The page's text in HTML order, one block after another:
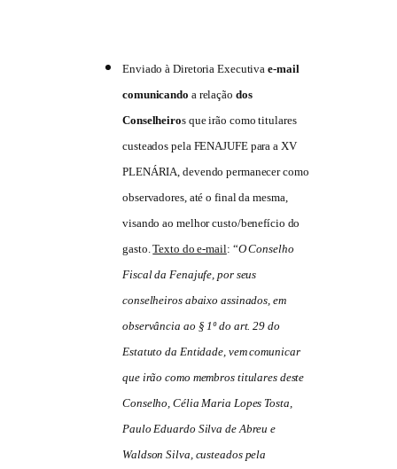
Enviado à Diretoria Executiva e-mail
comunicando a relação dos
Conselheiros que irão como titulares
custeados pela FENAJUFE para a XV
PLENÁRIA, devendo permanecer como
observadores, até o final da mesma,
visando ao melhor custo/benefício do
gasto.Texto do e-mail: “O Conselho
Fiscal da Fenajufe, por seus
conselheiros abaixo assinados, em
observância ao § 1º do art. 29 do
Estatuto da Entidade, vem comunicar
que irão como membros titulares deste
Conselho, Célia Maria Lopes Tosta,
Paulo Eduardo Silva de Abreu e
Waldson Silva, custeados pela